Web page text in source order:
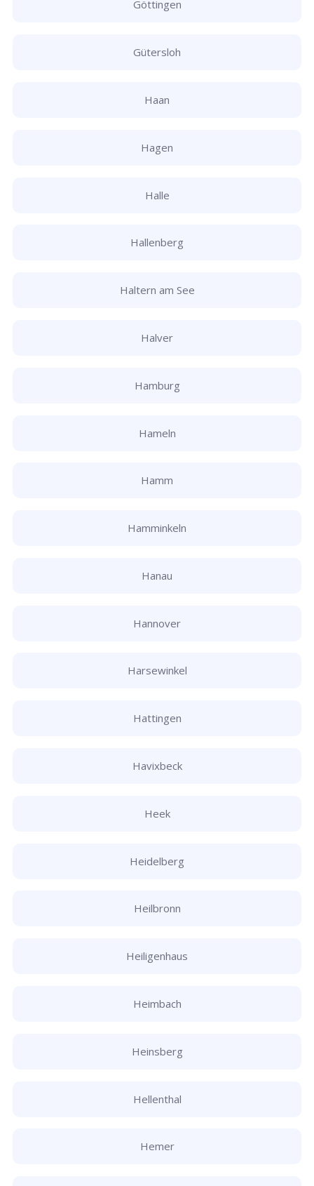
Göttingen
Gütersloh
Haan
Hagen
Halle
Hallenberg
Haltern am See
Halver
Hamburg
Hameln
Hamm
Hamminkeln
Hanau
Hannover
Harsewinkel
Hattingen
Havixbeck
Heek
Heidelberg
Heilbronn
Heiligenhaus
Heimbach
Heinsberg
Hellenthal
Hemer